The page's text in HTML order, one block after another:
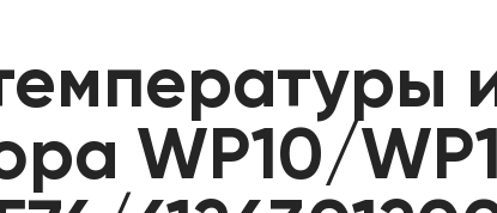
WP10/